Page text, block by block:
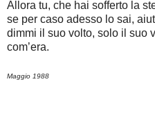
Allora tu, che hai sofferto la
se per caso adesso lo sai,
dimmi il suo volto, solo il suo
com’era.
Maggio 1988